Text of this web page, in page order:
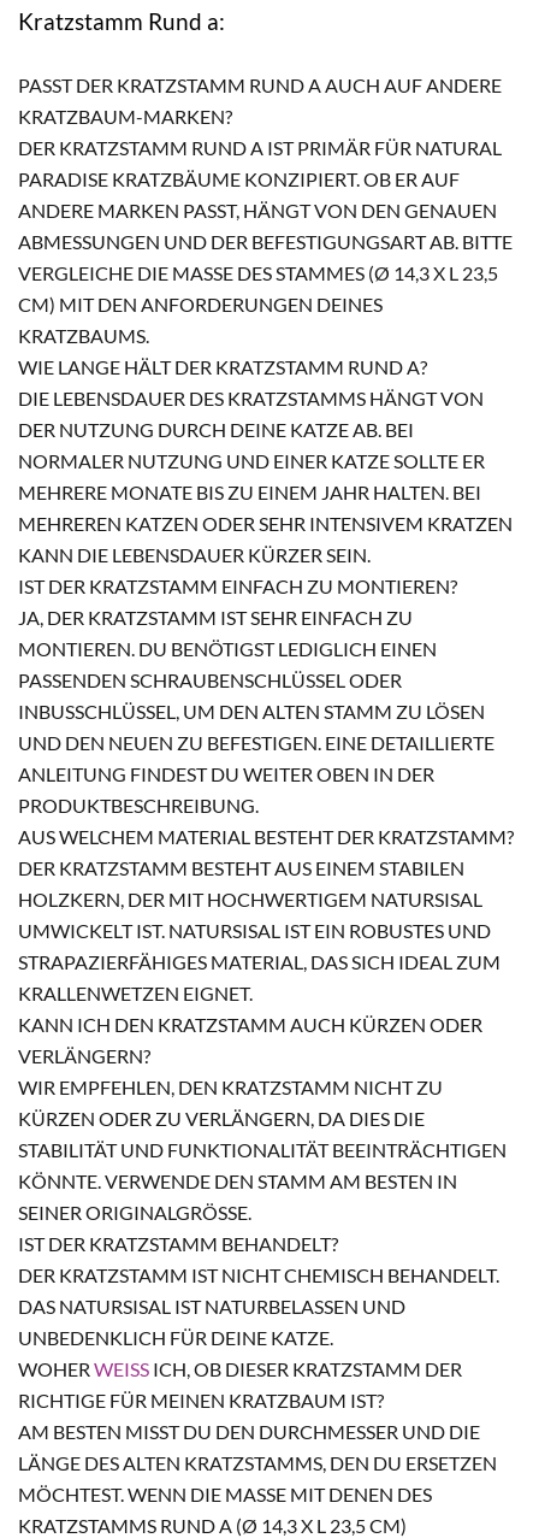
Kratzstamm Rund a:
PASST DER KRATZSTAMM RUND A AUCH AUF ANDERE
KRATZBAUM-MARKEN?
DER KRATZSTAMM RUND A IST PRIMÄR FÜR NATURAL
PARADISE KRATZBÄUME KONZIPIERT. OB ER AUF
ANDERE MARKEN PASST, HÄNGT VON DEN GENAUEN
ABMESSUNGEN UND DER BEFESTIGUNGSART AB. BITTE
VERGLEICHE DIE MASSE DES STAMMES (Ø 14,3 X L 23,5 C
M) MIT DEN ANFORDERUNGEN DEINES K
RATZBAUMS.
WIE LANGE HÄLT DER KRATZSTAMM RUND A?
DIE LEBENSDAUER DES KRATZSTAMMS HÄNGT VON
DER NUTZUNG DURCH DEINE KATZE AB. BEI
NORMALER NUTZUNG UND EINER KATZE SOLLTE ER
MEHRERE MONATE BIS ZU EINEM JAHR HALTEN. BEI
MEHREREN KATZEN ODER SEHR INTENSIVEM KRATZEN
KANN DIE LEBENSDAUER KÜRZER SEIN.
IST DER KRATZSTAMM EINFACH ZU MONTIEREN?
JA, DER KRATZSTAMM IST SEHR EINFACH ZU
MONTIEREN. DU BENÖTIGST LEDIGLICH EINEN
PASSENDEN SCHRAUBENSCHLÜSSEL ODER
INBUSSCHLÜSSEL, UM DEN ALTEN STAMM ZU LÖSEN
UND DEN NEUEN ZU BEFESTIGEN. EINE DETAILLIERTE
ANLEITUNG FINDEST DU WEITER OBEN IN DER
PRODUKTBESCHREIBUNG.
AUS WELCHEM MATERIAL BESTEHT DER KRATZSTAMM?
DER KRATZSTAMM BESTEHT AUS EINEM STABILEN
HOLZKERN, DER MIT HOCHWERTIGEM NATURSISAL
UMWICKELT IST. NATURSISAL IST EIN ROBUSTES UND
STRAPAZIERFÄHIGES MATERIAL, DAS SICH IDEAL ZUM
KRALLENWETZEN EIGNET.
KANN ICH DEN KRATZSTAMM AUCH KÜRZEN ODER
VERLÄNGERN?
WIR EMPFEHLEN, DEN KRATZSTAMM NICHT ZU
KÜRZEN ODER ZU VERLÄNGERN, DA DIES DIE
STABILITÄT UND FUNKTIONALITÄT BEEINTRÄCHTIGEN
KÖNNTE. VERWENDE DEN STAMM AM BESTEN IN
SEINER ORIGINALGRÖSSE.
IST DER KRATZSTAMM BEHANDELT?
DER KRATZSTAMM IST NICHT CHEMISCH BEHANDELT.
DAS NATURSISAL IST NATURBELASSEN UND
UNBEDENKLICH FÜR DEINE KATZE.
WOHER WEISS
ICH, OB DIESER KRATZSTAMM DER
RICHTIGE FÜR MEINEN KRATZBAUM IST?
AM BESTEN MISST DU DEN DURCHMESSER UND DIE
LÄNGE DES ALTEN KRATZSTAMMS, DEN DU ERSETZEN
MÖCHTEST. WENN DIE MASSE MIT DENEN DES K
RATZSTAMMS RUND A (Ø 14,3 X L 23,5 CM) Ü